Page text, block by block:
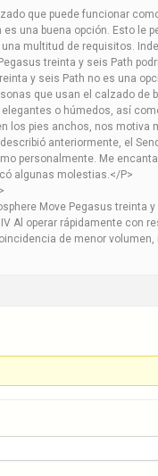
que puede funcionar
es una buena opción. Esto le
una multitud de requisitos.
treinta y seis Path
y seis Path no es una
que usan el calzado
o húmedos, así
los pies anchos, nos
anteriormente, el
personalmente. Me encanta
algunas molestias.</P>
Move Pegasus
Al operar rápidamente con
de menor